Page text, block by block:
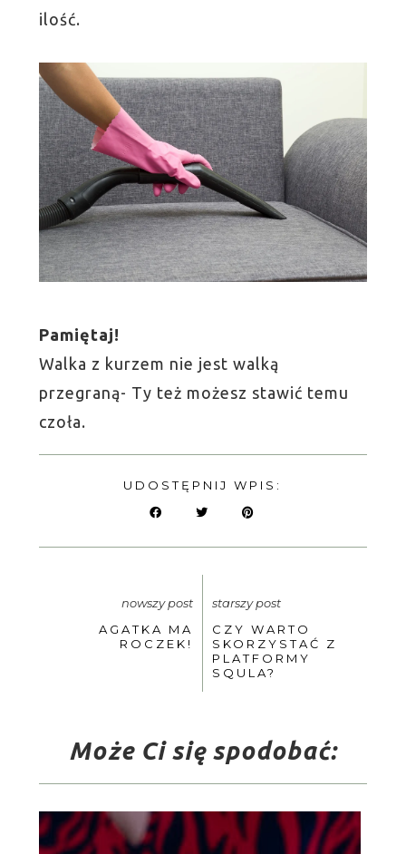
ilość.
Pamiętaj!
Walka z kurzem nie jest walką
przegraną- Ty też możesz stawić temu
czoła.
UDOSTĘPNIJ WPIS:
nowszy post
AGATKA MA
ROCZEK!
starszy post
CZY WARTO
SKORZYSTAĆ Z
PLATFORMY
SQULA?
Może Ci się spodobać: